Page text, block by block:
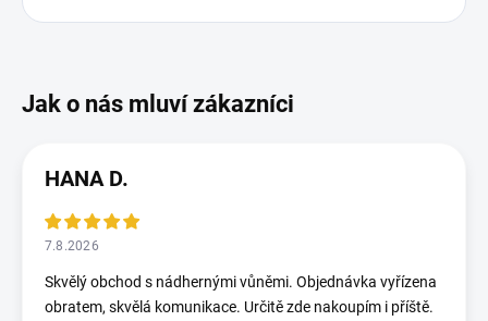
HANA D.
7.8.2026
Skvělý obchod s nádhernými vůněmi. Objednávka vyřízena
obratem, skvělá komunikace. Určitě zde nakoupím i příště.